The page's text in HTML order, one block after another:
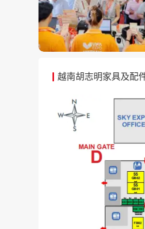
Kentex Vietnam、
展会紧跟“绿色制造、
美市场对环保标准和
型的积极态势。展会同
对于中国企业而言，
市场年增速达15-20%
自贸协定，关税优惠
速增长的先机。
国际高端家具品牌：
艺术设计）、
越南胡志明家具及配